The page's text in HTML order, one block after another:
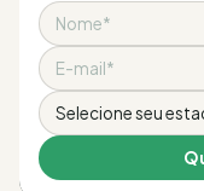
Nome
Email
Estado